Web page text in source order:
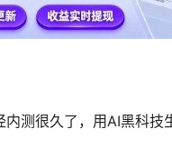
测很久了，用AI黑科技